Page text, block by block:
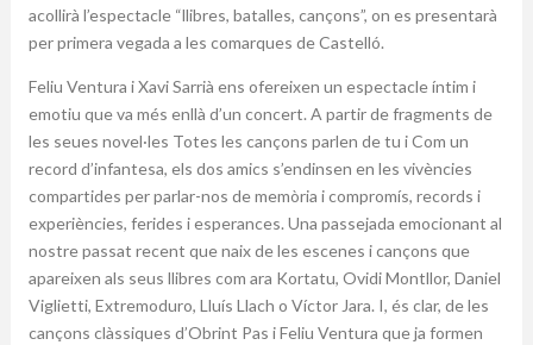
acollirà l’espectacle “llibres, batalles, cançons”, on es presentarà
per primera vegada a les comarques de Castelló.
Feliu Ventura i Xavi Sarrià ens ofereixen un espectacle íntim i
emotiu que va més enllà d’un concert. A partir de fragments de
les seues novel·les Totes les cançons parlen de tu i Com un
record d’infantesa, els dos amics s’endinsen en les vivències
compartides per parlar-nos de memòria i compromís, records i
experiències, ferides i esperances. Una passejada emocionant al
nostre passat recent que naix de les escenes i cançons que
apareixen als seus llibres com ara Kortatu, Ovidi Montllor, Daniel
Viglietti, Extremoduro, Lluís Llach o Víctor Jara. I, és clar, de les
cançons clàssiques d’Obrint Pas i Feliu Ventura que ja formen